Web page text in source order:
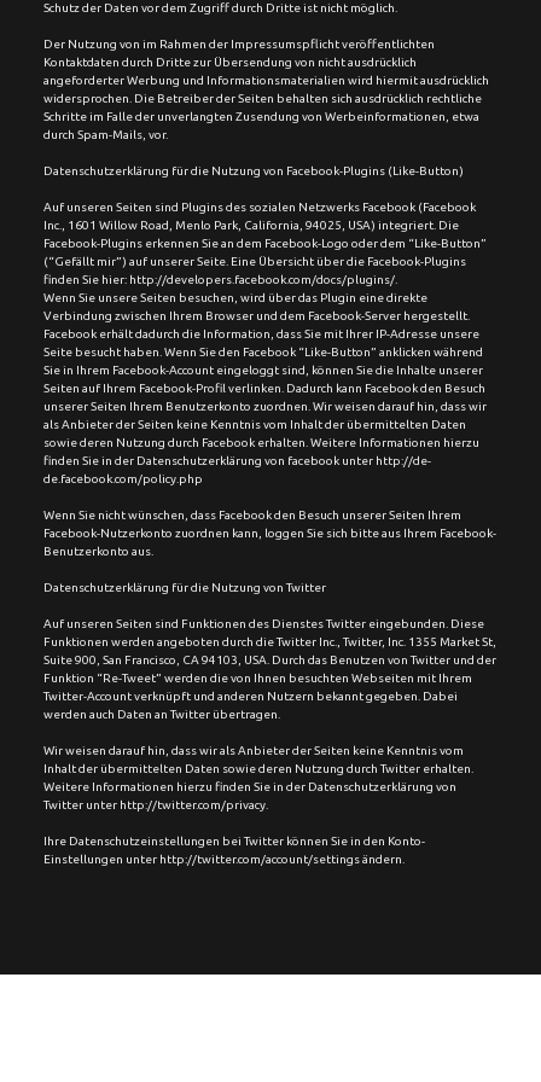
Schutz der Daten vor dem Zugriff durch Dritte ist nicht möglich.
Der Nutzung von im Rahmen der Impressumspflicht veröffentlichten
Kontaktdaten durch Dritte zur Übersendung von nicht ausdrücklich
angeforderter Werbung und Informationsmaterialien wird hiermit ausdrücklich
widersprochen. Die Betreiber der Seiten behalten sich ausdrücklich rechtliche
Schritte im Falle der unverlangten Zusendung von Werbeinformationen, etwa
durch Spam-Mails, vor.
Datenschutzerklärung für die Nutzung von Facebook-Plugins (Like-Button)
Auf unseren Seiten sind Plugins des sozialen Netzwerks Facebook (Facebook
Inc., 1601 Willow Road, Menlo Park, California, 94025, USA) integriert. Die
Facebook-Plugins erkennen Sie an dem Facebook-Logo oder dem “Like-Button”
(“Gefällt mir”) auf unserer Seite. Eine Übersicht über die Facebook-Plugins
finden Sie hier: http://developers.facebook.com/docs/plugins/.
Wenn Sie unsere Seiten besuchen, wird über das Plugin eine direkte
Verbindung zwischen Ihrem Browser und dem Facebook-Server hergestellt.
Facebook erhält dadurch die Information, dass Sie mit Ihrer IP-Adresse unsere
Seite besucht haben. Wenn Sie den Facebook “Like-Button” anklicken während
Sie in Ihrem Facebook-Account eingeloggt sind, können Sie die Inhalte unserer
Seiten auf Ihrem Facebook-Profil verlinken. Dadurch kann Facebook den Besuch
unserer Seiten Ihrem Benutzerkonto zuordnen. Wir weisen darauf hin, dass wir
als Anbieter der Seiten keine Kenntnis vom Inhalt der übermittelten Daten
sowie deren Nutzung durch Facebook erhalten. Weitere Informationen hierzu
finden Sie in der Datenschutzerklärung von facebook unter http://de-
de.facebook.com/policy.php
Wenn Sie nicht wünschen, dass Facebook den Besuch unserer Seiten Ihrem
Facebook-Nutzerkonto zuordnen kann, loggen Sie sich bitte aus Ihrem Facebook-
Benutzerkonto aus.
Datenschutzerklärung für die Nutzung von Twitter
Auf unseren Seiten sind Funktionen des Dienstes Twitter eingebunden. Diese
Funktionen werden angeboten durch die Twitter Inc., Twitter, Inc. 1355 Market St,
Suite 900, San Francisco, CA 94103, USA. Durch das Benutzen von Twitter und der
Funktion “Re-Tweet” werden die von Ihnen besuchten Webseiten mit Ihrem
Twitter-Account verknüpft und anderen Nutzern bekannt gegeben. Dabei
werden auch Daten an Twitter übertragen.
Wir weisen darauf hin, dass wir als Anbieter der Seiten keine Kenntnis vom
Inhalt der übermittelten Daten sowie deren Nutzung durch Twitter erhalten.
Weitere Informationen hierzu finden Sie in der Datenschutzerklärung von
Twitter unter http://twitter.com/privacy.
Ihre Datenschutzeinstellungen bei Twitter können Sie in den Konto-
Einstellungen unter http://twitter.com/account/settings ändern.